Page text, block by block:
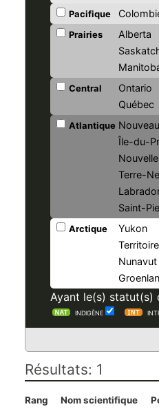
Pacifique
Prairies
Alberta
Central
Ontario
Québec
Atlantique
Île-du-
Terre-
Saint-
Arctique
Yukon
Nunavut
Ayant le(s) statut(s)
INDIGÈNE
Résultats: 1
Rang Nom scientifique